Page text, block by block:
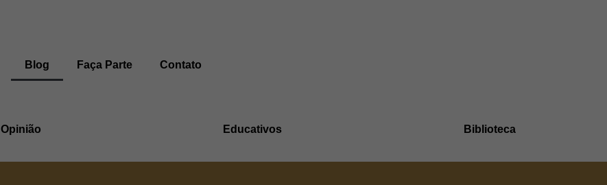
Blog Faça Parte Contato
Opinião Educativos Biblioteca